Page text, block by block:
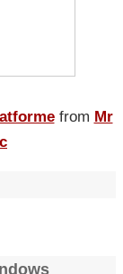
from Mr